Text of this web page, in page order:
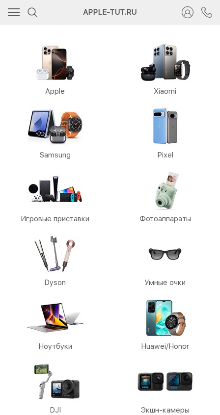
APPLE-TUT.RU
Apple Xiaomi
Samsung Pixel
Игровые приставки Фотоаппараты
Dyson Умные очки
Ноутбуки Huawei/Honor
DJI Экшн-камеры